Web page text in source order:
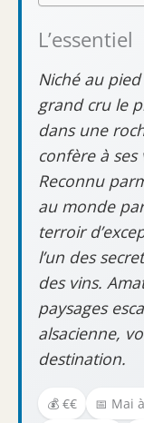
L’essentiel
Niché au
grand cru le
dans une
confère à
Reconnu
au monde
terroir
l’un des
des vins.
paysages
alsacienne,
destination.
💰 €€ 📅 Mai